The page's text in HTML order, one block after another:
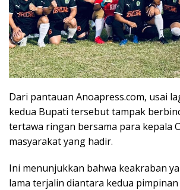
Dari pantauan Anoapress.com, usai
kedua Bupati tersebut tampak
tertawa ringan bersama para kepala
masyarakat yang hadir.
Ini menunjukkan bahwa keakraban
lama terjalin diantara kedua